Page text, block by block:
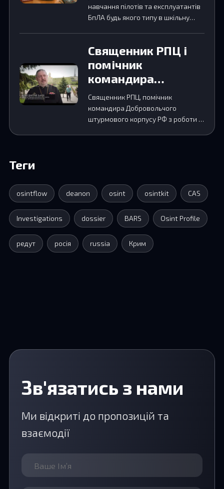
навчання пілотів та експлуатантів
БпЛА будь якого типу в шкільну
Священник РПЦ і
помічник
командира
Добровольчого
штурмового
корпусу РФ з
роботи з
Священник РПЦ, помічник
командира Добровольчого
штурмового корпусу РФ з роботи з
Теги
osintflow deanon osint osintkit CAS
Investigations dossier BARS Osint Profile
редут росія russia Крим
Зв'язатись з нами
Ми відкриті до пропозицій та
взаємодії